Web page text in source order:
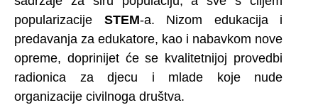
popularizacije STEM-a. Nizom edukacija i
predavanja za edukatore, kao i nabavkom nove
opreme, doprinijet će se kvalitetnijoj provedbi
radionica za djecu i mlade koje nude
organizacije civilnoga društva.